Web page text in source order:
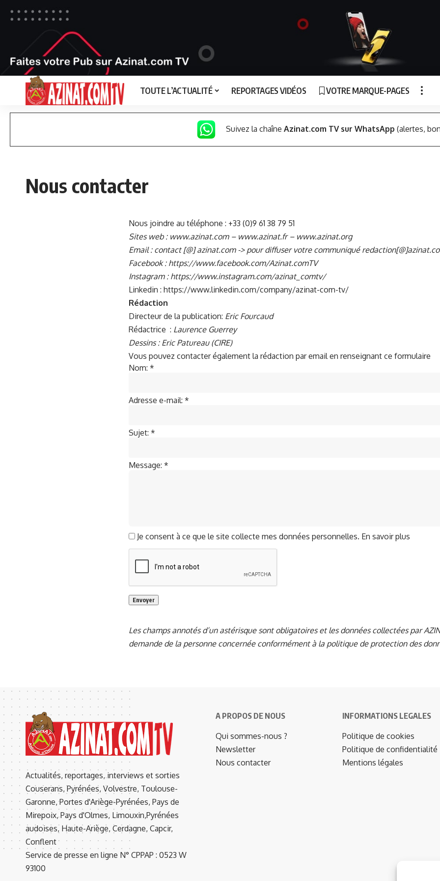
TOUTE L’ACTUALITÉ REPORTAGES VIDÉOS VOTRE MARQUE-PAGES
Suivez la chaîne Azinat.com TV sur WhatsApp (alertes,
Nous contacter
Nous joindre au téléphone : +33 (0)9 61 38 79 51
Sites web : www.azinat.com – www.azinat.fr– www.azinat.org
Email : contact [@] azinat.com -> pour diffuser votre communiqué
Facebook : https://www.facebook.com/Azinat.comTV
Instagram : https://www.instagram.com/azinat_comtv/
Linkedin : https://www.linkedin.com/company/azinat-com-tv/
Rédaction
Directeur de la publication: Eric Fourcaud
Rédactrice : Laurence Guerrey
Dessins : Eric Patureau (CIRE)
Vous pouvez contacter également la rédaction par email en renseignant ce formulaire
Nom: *
Adresse e-mail: *
Sujet: *
Message: *
Je consent à ce que le site collecte mes données personnelles. En savoir plus
Les champs annotés d’un astérisque sont obligatoires et les données collectées par
demande de la personne concernée conformément à la politique de protection des
Actualités, reportages, interviews et sorties
Couserans, Pyrénées, Volvestre, Toulouse-
Garonne, Portes d'Ariège-Pyrénées, Pays de
Mirepoix, Pays d'Olmes, Limouxin,Pyrénées
audoises, Haute-Ariège, Cerdagne, Capcir,
Conflent
Service de presse en ligne N° CPPAP : 0523 W
93100
A PROPOS DE NOUS
Qui sommes-nous ?
Newsletter
Nous contacter
INFORMATIONS LEGALES
Politique de cookies
Politique de confidentialité
Mentions légales